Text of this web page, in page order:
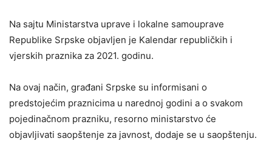
Na sajtu Ministarstva uprave i lokalne samouprave
Republike Srpske objavljen je Kalendar republičkih i
vjerskih praznika za 2021. godinu.
Na ovaj način, građani Srpske su informisani o
predstojećim praznicima u narednoj godini a o svakom
pojedinačnom prazniku, resorno ministarstvo će
objavljivati saopštenje za javnost, dodaje se u saopštenju.